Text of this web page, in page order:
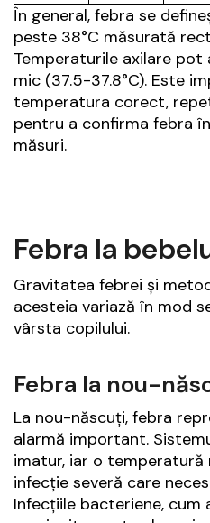
În general, febra se
peste 38°C măsurată
Temperaturile axilare pot
mic (37.5-37.8°C). Este
temperatura corect,
pentru a confirma febra
măsuri.
Febra la
Gravitatea febrei și
acesteia variază în mod
vârsta copilului.
Febra la nou-
La nou-născuți, febra
alarmă important.
imatur, iar o
infecție severă care
Infecțiile bacteriene, cum